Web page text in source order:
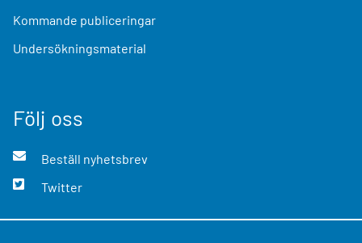
Kommande publiceringar
Undersökningsmaterial
Följ oss
Beställ nyhetsbrev
Twitter